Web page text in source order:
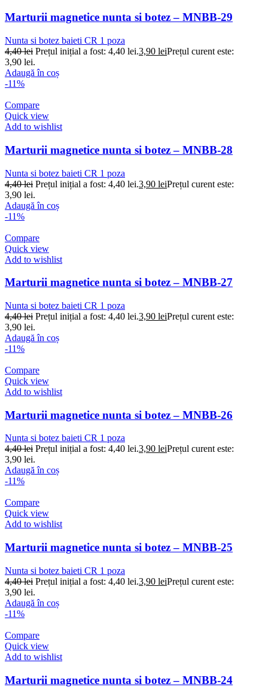
Marturii magnetice nunta si botez – MNBB-29
Nunta si botez baieti CR 1 poza
4,40lei Prețul inițial a fost: 4,40 lei.3,90 leiPrețul curent este:
3,90 lei.
Adaugă în coș
-11%
Compare
Quick view
Add to wishlist
Marturii magnetice nunta si botez – MNBB-28
Nunta si botez baieti CR 1 poza
4,40lei Prețul inițial a fost: 4,40 lei.3,90 leiPrețul curent este:
3,90 lei.
Adaugă în coș
-11%
Compare
Quick view
Add to wishlist
Marturii magnetice nunta si botez – MNBB-27
Nunta si botez baieti CR 1 poza
4,40lei Prețul inițial a fost: 4,40 lei.3,90 leiPrețul curent este:
3,90 lei.
Adaugă în coș
-11%
Compare
Quick view
Add to wishlist
Marturii magnetice nunta si botez – MNBB-26
Nunta si botez baieti CR 1 poza
4,40lei Prețul inițial a fost: 4,40 lei.3,90 leiPrețul curent este:
3,90 lei.
Adaugă în coș
-11%
Compare
Quick view
Add to wishlist
Marturii magnetice nunta si botez – MNBB-25
Nunta si botez baieti CR 1 poza
4,40lei Prețul inițial a fost: 4,40 lei.3,90 leiPrețul curent este:
3,90 lei.
Adaugă în coș
-11%
Compare
Quick view
Add to wishlist
Marturii magnetice nunta si botez – MNBB-24